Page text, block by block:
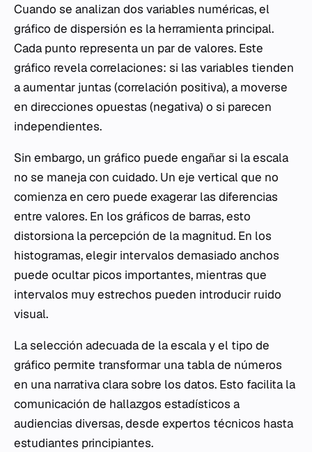
Cuando se analizan dos variables numéricas, el
gráfico de dispersión es la herramienta principal.
Cada punto representa un par de valores. Este
gráfico revela correlaciones: si las variables tienden
a aumentar juntas (correlación positiva), a moverse
en direcciones opuestas (negativa) o si parecen
independientes.
Sin embargo, un gráfico puede engañar si la escala
no se maneja con cuidado. Un eje vertical que no
comienza en cero puede exagerar las diferencias
entre valores. En los gráficos de barras, esto
distorsiona la percepción de la magnitud. En los
histogramas, elegir intervalos demasiado anchos
puede ocultar picos importantes, mientras que
intervalos muy estrechos pueden introducir ruido
visual.
La selección adecuada de la escala y el tipo de
gráfico permite transformar una tabla de números
en una narrativa clara sobre los datos. Esto facilita la
comunicación de hallazgos estadísticos a
audiencias diversas, desde expertos técnicos hasta
estudiantes principiantes.